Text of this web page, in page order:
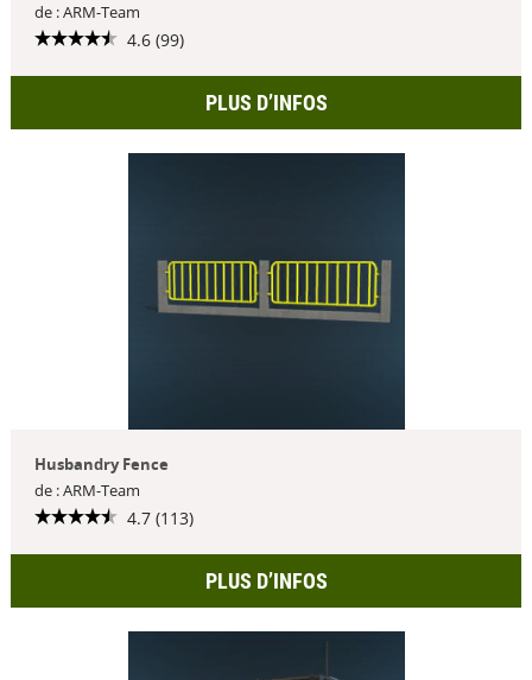
de : ARM-Team
4.6 (99)
PLUS D’INFOS
Husbandry Fence
de : ARM-Team
4.7 (113)
PLUS D’INFOS